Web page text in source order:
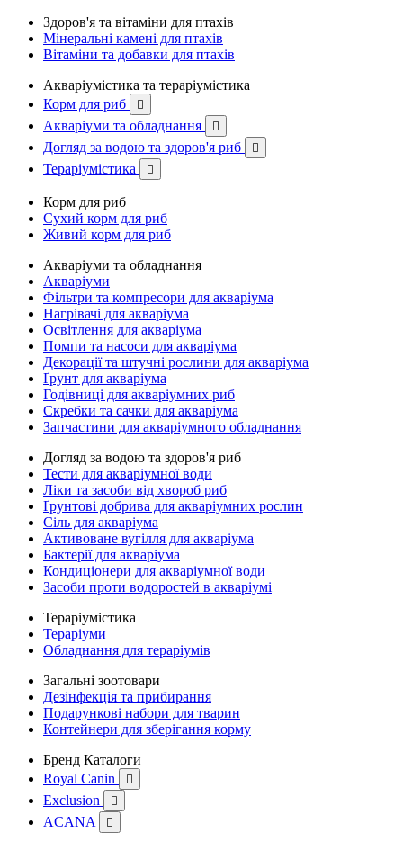
Здоров'я та вітаміни для птахів
Мінеральні камені для птахів
Вітаміни та добавки для птахів
Акваріумістика та тераріумістика
Корм для риб

Акваріуми та обладнання 
Догляд за водою та здоров'я риб 
Тераріумістика 
Корм для риб
Сухий корм для риб
Живий корм для риб
Акваріуми та обладнання
Акваріуми
Фільтри та компресори для акваріума
Нагрівачі для акваріума
Освітлення для акваріума
Помпи та насоси для акваріума
Декорації та штучні рослини для акваріума
Ґрунт для акваріума
Годівниці для акваріумних риб
Скребки та сачки для акваріума
Запчастини для акваріумного обладнання
Догляд за водою та здоров'я риб
Тести для акваріумної води
Ліки та засоби від хвороб риб
Ґрунтові добрива для акваріумних рослин
Сіль для акваріума
Активоване вугілля для акваріума
Бактерії для акваріума
Кондиціонери для акваріумної води
Засоби проти водоростей в акваріумі
Тераріумістика
Тераріуми
Обладнання для тераріумів
Загальні зоотовари
Дезінфекція та прибирання
Подарункові набори для тварин
Контейнери для зберігання корму
Бренд Каталоги
Royal Canin

Exclusion 
ACANA 